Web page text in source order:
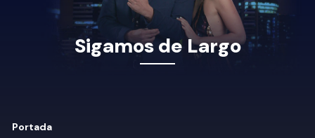
Sigamos de Largo
Portada